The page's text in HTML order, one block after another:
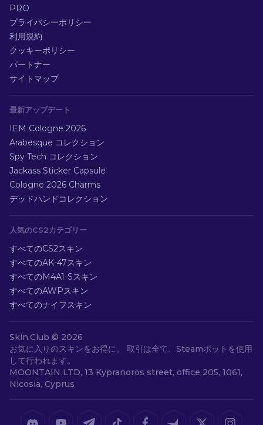
PRO
プライバシーポリシー
利用規約
クッキーポリシー
パートナー
サイトマップ
最新アップデート
IEM Cologne 2026
Arabesque コレクション
Spy Tech コレクション
Jackass Sticker Capsule
Cologne 2026 Charms
デッドハンドコレクション
人気のCS2カテゴリー
すべてのCS2スキン
すべてのAK-47スキン
すべてのM4A1-Sスキン
すべてのAWPスキン
すべてのナイフスキン
Skin.Club © 2026
お気に入りのスキンをお得に。 取引は全て、Steamボットを使用
して行われます。
MOONTAIN LTD, 13 Kypranoros street, office 205, 1061,
Nicosia, Cyprus